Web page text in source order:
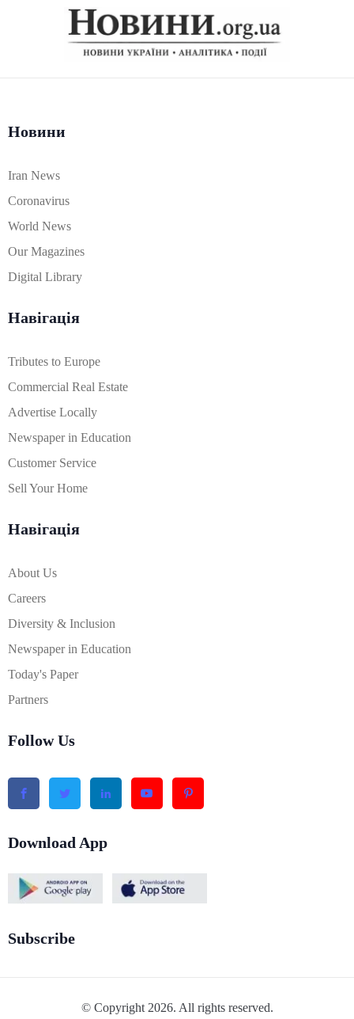
Новини
Iran News
Coronavirus
World News
Our Magazines
Digital Library
Навігація
Tributes to Europe
Commercial Real Estate
Advertise Locally
Newspaper in Education
Customer Service
Sell Your Home
Навігація
About Us
Careers
Diversity & Inclusion
Newspaper in Education
Today's Paper
Partners
Follow Us
Download App
Subscribe
© Copyright 2026. All rights reserved.